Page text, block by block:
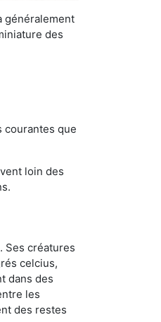
généralement
des
courantes que
loin des
Ses créatures
celcius,
dans des
les
des restes